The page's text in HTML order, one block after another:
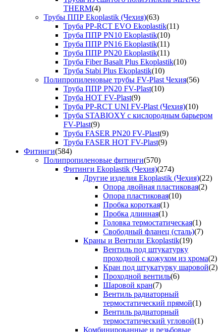
THERM(4)
Трубы ППР Ekoplastik (Чехия)(63)
Труба PP-RCT EVO Ekoplastik(11)
Труба ППР PN10 Ekoplastik(10)
Труба ППР PN16 Ekoplastik(11)
Труба ППР PN20 Ekoplastik(11)
Труба Fiber Basalt Plus Ekoplastik(10)
Труба Stabi Plus Ekoplastik(10)
Полипропиленовые трубы FV-Plast Чехия(56)
Труба ППР PN20 FV-Plast(10)
Труба HOT FV-Plast(9)
Труба PP-RCT UNI FV-Plast (Чехия)(10)
Труба STABIOXY с кислородным барьером
FV-Plast(9)
Труба FASER PN20 FV-Plast(9)
Труба FASER HOT FV-Plast(9)
Фитинги(584)
Полипропиленовые фитинги(570)
Фитинги Ekoplastik (Чехия)(274)
Другие изделия Ekoplastik (Чехия)(22)
Опора двойная пластиковая(2)
Опора пластиковая(10)
Пробка короткая(1)
Пробка длинная(1)
Головка термостатическая(1)
Свободный фланец (сталь)(7)
Краны и Вентили Ekoplastik(19)
Вентиль под штукатурку
проходной с кожухом из хрома(2)
Кран под штукатурку шаровой(2)
Проходной вентиль(6)
Шаровой кран(7)
Вентиль радиаторный
термостатический прямой(1)
Вентиль радиаторный
термостатический угловой(1)
Комбинированные и резьбовые